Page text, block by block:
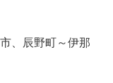
、辰野町～伊那